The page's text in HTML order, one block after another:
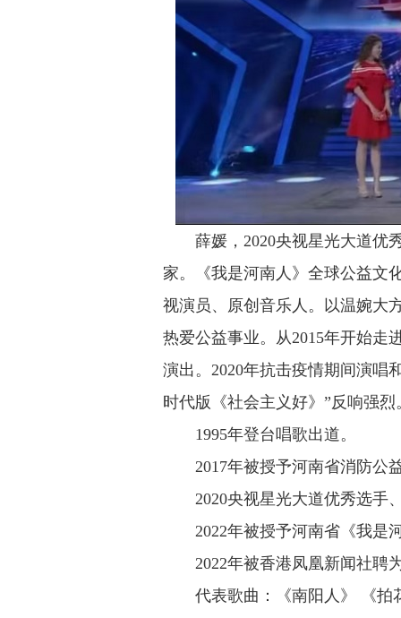
薛媛，2020央视星光大道优
家。
《我是河南人》全球公益文
视演员、原创音乐人。以温婉大
热爱公益事业。从2015年开始走
演出。2020年抗击疫情期间演
时代版《社会主义好》”反响强烈
1995年登台唱歌出道。
2017年被授予河南省消防公
2020央视星光大道优秀选手
2022年被授予河南省《我是
2022年被香港凤凰新闻社聘
代表歌曲：《南阳人》 《拍